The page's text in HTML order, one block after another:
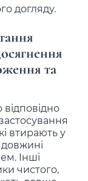
догляду.
та
втирають у
Інші
чистого,